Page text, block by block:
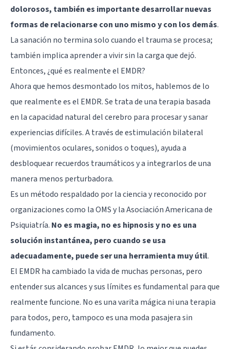
dolorosos, también es importante desarrollar nuevas
formas de relacionarse con uno mismo y con los demás.
La sanación no termina solo cuando el trauma se procesa;
también implica aprender a vivir sin la carga que dejó.
Entonces, ¿qué es realmente el EMDR?
Ahora que hemos desmontado los mitos, hablemos de lo
que realmente es el EMDR. Se trata de una terapia basada
en la capacidad natural del cerebro para procesar y sanar
experiencias difíciles. A través de estimulación bilateral
(movimientos oculares, sonidos o toques), ayuda a
desbloquear recuerdos traumáticos y a integrarlos de una
manera menos perturbadora.
Es un método respaldado por la ciencia y reconocido por
organizaciones como la OMS y la Asociación Americana de
Psiquiatría. No es magia, no es hipnosis y no es una
solución instantánea, pero cuando se usa
adecuadamente, puede ser una herramienta muy útil.
El EMDR ha cambiado la vida de muchas personas, pero
entender sus alcances y sus límites es fundamental para que
realmente funcione. No es una varita mágica ni una terapia
para todos, pero, tampoco es una moda pasajera sin
fundamento.